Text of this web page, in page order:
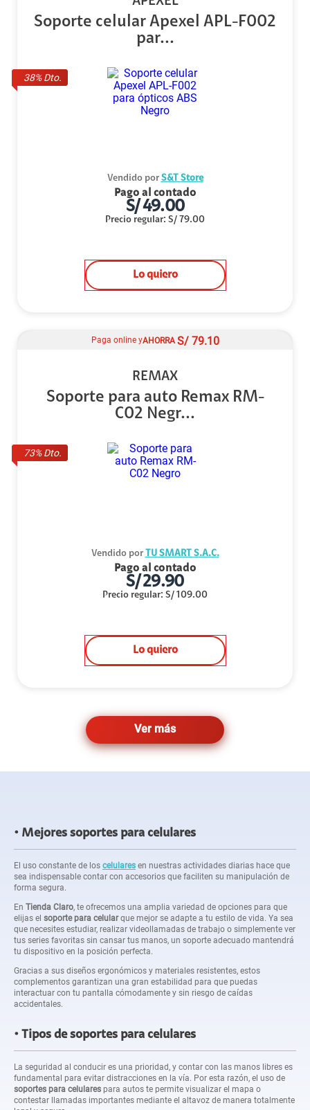
38% Dto.
Soporte celular Apexel APL-F002
par...
Vendido por S&T Store
Pago al contado
S/49.00
Precio regular: S/ 79.00
Lo quiero
73% Dto.
Paga online yAHORRA S/ 79.10
REMAX
Soporte para auto Remax RM-
C02 Negr...
Vendido por TU SMART S.A.C.
Pago al contado
S/29.90
Precio regular: S/ 109.00
Lo quiero
Ver más
Mejores soportes para celulares
El uso constante de los celulares en nuestras actividades diarias hace que
sea indispensable contar con accesorios que faciliten su manipulación de
forma segura.
En Tienda Claro, te ofrecemos una amplia variedad de opciones para que
elijas el soporte para celularque mejor se adapte a tu estilo de vida. Ya sea
que necesites estudiar, realizar videollamadas de trabajo o simplemente ver
tus series favoritas sin cansar tus manos, un soporte adecuado mantendrá
tu dispositivo en la posición perfecta.
Gracias a sus diseños ergonómicos y materiales resistentes, estos
complementos garantizan una gran estabilidad para que puedas
interactuar con tu pantalla cómodamente y sin riesgo de caídas
accidentales.
Tipos de soportes para celulares
La seguridad al conducir es una prioridad, y contar con las manos libres es
fundamental para evitar distracciones en la vía. Por esta razón, el uso de
soportes para celulares para autos te permite visualizar el mapa o
contestar llamadas importantes mediante el altavoz de manera totalmente